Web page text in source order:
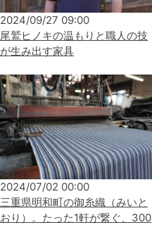
2024/09/27 09:00
尾鷲ヒノキの温もりと職人の技
が生み出す家具
2024/07/02 00:00
三重県明和町の御糸織（みいと
おり）。たった1軒が繋ぐ、300